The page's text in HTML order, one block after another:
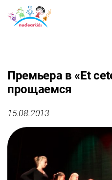
Премьера в «Et
прощаемся
15.08.2013